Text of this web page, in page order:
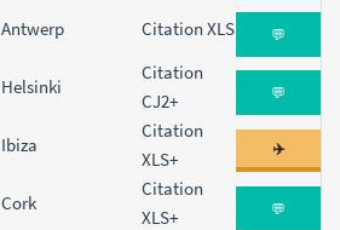
Antwerp Citation XLS 💬
Helsinki
Citation
CJ2+
💬
Ibiza
Citation
XLS+
✈️
Cork
Citation
XLS+
💬